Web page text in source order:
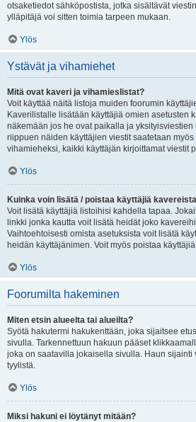
otsaketiedot sähköpostista, jotka sisältävät
ylläpitäjä voi sitten toimia tarpeen mukaan.
Ylös
Ystävät ja vihamiehet
Mitä ovat kaveri ja vihamieslistat?
Voit käyttää näitä listoja muiden foorumin
Kaverilistalle lisätään käyttäjiä omien asetusten
näkemään jos he ovat paikalla ja yksityisviestien
riippuen näiden käyttäjien viestit saatetaan
vihamieheksi, kaikki käyttäjän kirjoittamat viestit
Ylös
Kuinka voin lisätä / poistaa käyttäjiä
Voit lisätä käyttäjiä listoihisi kahdella tapaa.
linkki jonka kautta voit lisätä heidät joko
Vaihtoehtoisesti omista asetuksista voit lisätä
heidän käyttäjänimen. Voit myös poistaa
Ylös
Foorumilta hakeminen
Miten etsin alueelta tai alueilta?
Syötä hakutermi hakukenttään, joka sijaitsee
sivulla. Tarkennettuun hakuun pääset
joka on saatavilla jokaisella sivulla. Haun sijainti
tyylistä.
Ylös
Miksi hakuni ei löytänyt mitään?